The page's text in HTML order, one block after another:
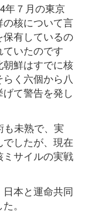
年７月の東京
の核について言
有しているの
いたのです
鮮はすでに核
く六個から八
て警告を発し
未熟で、実
したが、現在
サイルの実戦
本と運命共同
。